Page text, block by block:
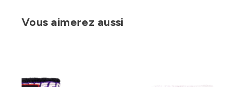
Vous aimerez aussi